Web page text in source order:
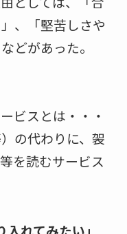
等）やアプリ等
ビス